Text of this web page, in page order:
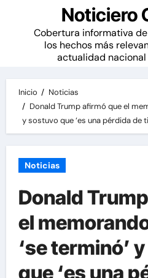
Noticiero
Cobertura informativa
los hechos más
actualidad
Inicio
Noticias
Donald Trump afirmó que el
y sostuvo que ‘es una pérdida de
Noticias
Donald
el
‘se terminó’
que ‘es una